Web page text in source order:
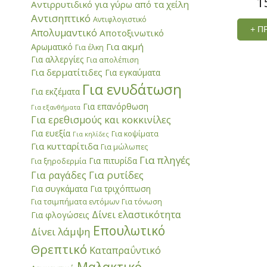
Αντιρρυτιδικό για γύρω από τα χείλη
Αντισηπτικό Αντιφλογιστικό
Απολυμαντικό Αποτοξινωτικό
Αρωματικό Για έλκη Για ακμή
Για αλλεργίες Για απολέπιση
Για δερματίτιδες Για εγκαύματα
Για εκζέματα Για ενυδάτωση
Για εξανθήματα Για επανόρθωση
Για ερεθισμούς και κοκκινίλες
Για ευεξία Για κηλίδες Για κοψίματα
Για κυτταρίτιδα Για μώλωπες
Για ξηροδερμία Για πιτυρίδα Για πληγές
Για ραγάδες Για ρυτίδες
Για συγκάματα Για τριχόπτωση
Για τσιμπήματα εντόμων Για τόνωση
Για φλογώσεις Δίνει ελαστικότητα
Δίνει λάμψη Επουλωτικό
Θρεπτικό Καταπραΰντικό
+